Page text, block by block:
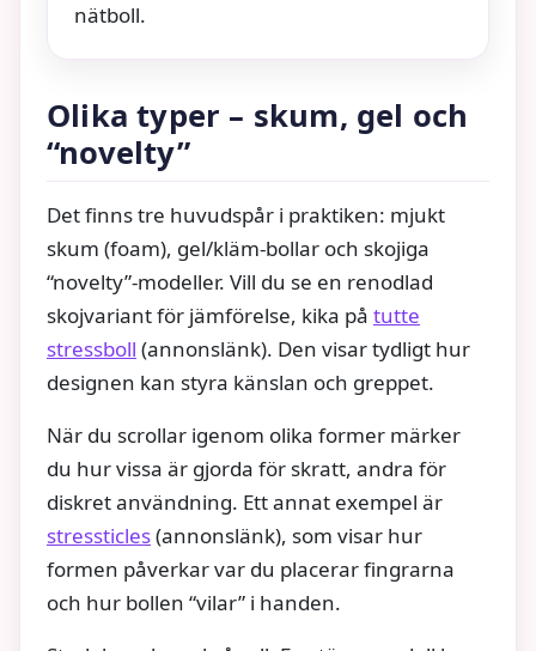
nätboll.
Olika typer – skum, gel och
“novelty”
Det finns tre huvudspår i praktiken: mjukt
skum (foam), gel/kläm-bollar och skojiga
“novelty”-modeller. Vill du se en renodlad
skojvariant för jämförelse, kika på tutte
stressboll (annonslänk). Den visar tydligt hur
designen kan styra känslan och greppet.
När du scrollar igenom olika former märker
du hur vissa är gjorda för skratt, andra för
diskret användning. Ett annat exempel är
stressticles(annonslänk), som visar hur
formen påverkar var du placerar fingrarna
och hur bollen “vilar” i handen.